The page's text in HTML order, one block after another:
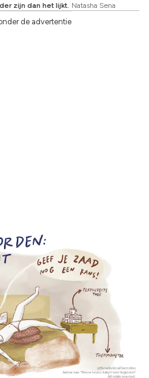
zijn dan het lijkt. Natasha Sena
de advertentie